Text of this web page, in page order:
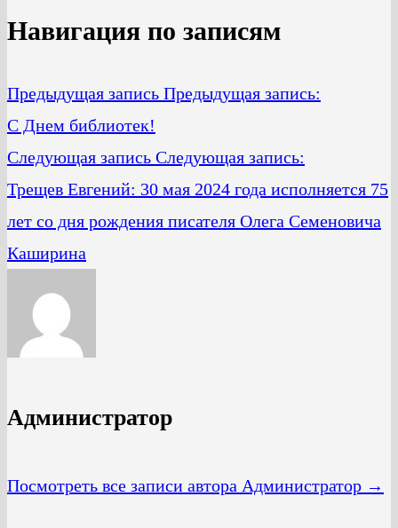
Навигация по записям
Предыдущая запись Предыдущая запись:
С Днем библиотек!
Следующая запись Следующая запись:
Трещев Евгений: 30 мая 2024 года исполняется 75
лет со дня рождения писателя Олега Семеновича
Каширина
Администратор
Посмотреть все записи автора Администратор →